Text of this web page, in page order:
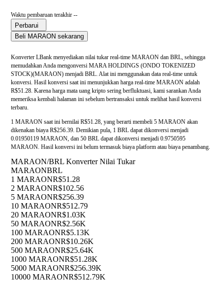
Waktu pembaruan terakhir --
Perbarui
Beli MARAON sekarang
Konverter LBank menyediakan nilai tukar real-time MARAON dan BRL, sehingga
memudahkan Anda mengonversi MARA HOLDINGS (ONDO TOKENIZED
STOCK)(MARAON) menjadi BRL. Alat ini menggunakan data real-time untuk
konversi. Hasil konversi saat ini menunjukkan harga real-time MARAON adalah
R$51.28. Karena harga mata uang kripto sering berfluktuasi, kami sarankan Anda
memeriksa kembali halaman ini sebelum bertransaksi untuk melihat hasil konversi
terbaru.
1 MARAON saat ini bernilai R$51.28, yang berarti membeli 5 MARAON akan
dikenakan biaya R$256.39. Demikian pula, 1 BRL dapat dikonversi menjadi
0.01950119 MARAON, dan 50 BRL dapat dikonversi menjadi 0.9750595
MARAON. Hasil konversi ini belum termasuk biaya platform atau biaya penambang.
MARAON/BRL Konverter Nilai Tukar
MARAONBRL
1 MARAONR$51.28
2 MARAONR$102.56
5 MARAONR$256.39
10 MARAONR$512.79
20 MARAONR$1.03K
50 MARAONR$2.56K
100 MARAONR$5.13K
200 MARAONR$10.26K
500 MARAONR$25.64K
1000 MARAONR$51.28K
5000 MARAONR$256.39K
10000 MARAONR$512.79K